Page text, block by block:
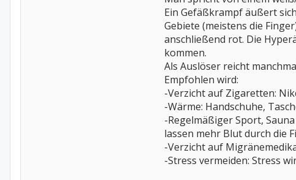
Ein Gefäßkrampf äußert
Gebiete (meistens die
anschließend rot. Die
kommen.
Als Auslöser reicht
Empfohlen wird:
-Verzicht auf Zigaretten:
-Wärme: Handschuhe,
-Regelmäßiger Sport,
lassen mehr Blut durch die
-Verzicht auf
-Stress vermeiden: Stress